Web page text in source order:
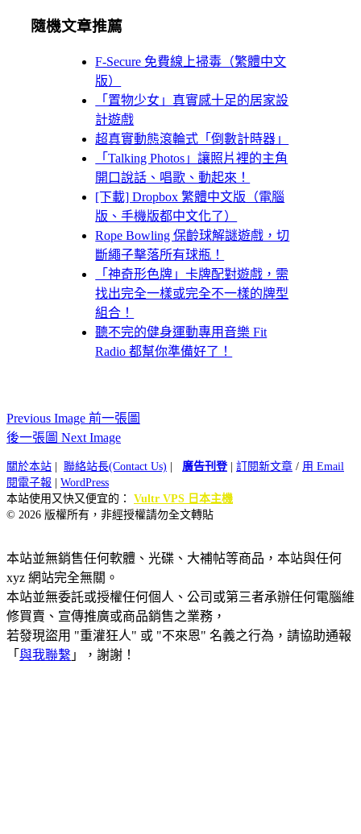
隨機文章推薦
F-Secure 免費線上掃毒（繁體中文
版）
「置物少女」真實感十足的居家設
計遊戲
超真實動態滾輪式「倒數計時器」
「Talking Photos」讓照片裡的主角
開口說話、唱歌、動起來！
[下載] Dropbox 繁體中文版（電腦
版、手機版都中文化了）
Rope Bowling 保齡球解謎遊戲，切
斷繩子擊落所有球瓶！
「神奇形色牌」卡牌配對遊戲，需
找出完全一樣或完全不一樣的牌型
組合！
聽不完的健身運動專用音樂 Fit
Radio 都幫你準備好了！
Previous Image 前一張圖
後一張圖 Next Image
關於本站 聯絡站長(Contact Us) 廣告刊登| 訂閱新文章 / 用 Email
閱電子報
WordPress
本站使用又快又便宜的： Vultr VPS 日本主機
© 2026 版權所有，非經授權請勿全文轉貼
本站並無銷售任何軟體、光碟、大補帖等商品，本站與任何
xyz 網站完全無關。
本站並無委託或授權任何個人、公司或第三者承辦任何電腦維
修買賣、宣傳推廣或商品銷售之業務，
若發現盜用 "重灌狂人" 或 "不來恩" 名義之行為，請協助通報
「 與我聯繫 」，謝謝！